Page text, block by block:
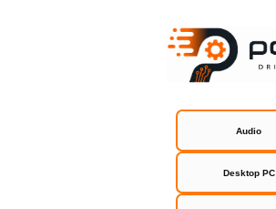
Audio
Desktop PC